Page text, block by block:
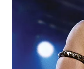
WN
KUNINGAN
WN
MAJALENGKA